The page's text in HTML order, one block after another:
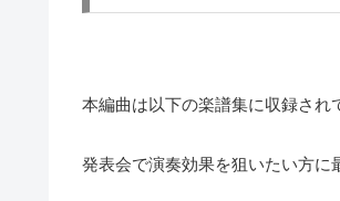
本編曲は以下の楽譜集に収録され
発表会で演奏効果を狙いたい方に